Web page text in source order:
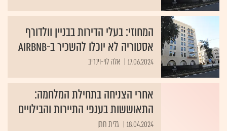
המחוזי: בעלי הדירות בבניין וולדורף
אסטוריה לא יוכלו להשכיר ב-Airbnb
17.06.2024 אלה לוי-וינריב
אחרי הצניחה בתחילת המלחמה:
התאוששות בענפי התיירות והבילויים
18.04.2024 גלית חתן